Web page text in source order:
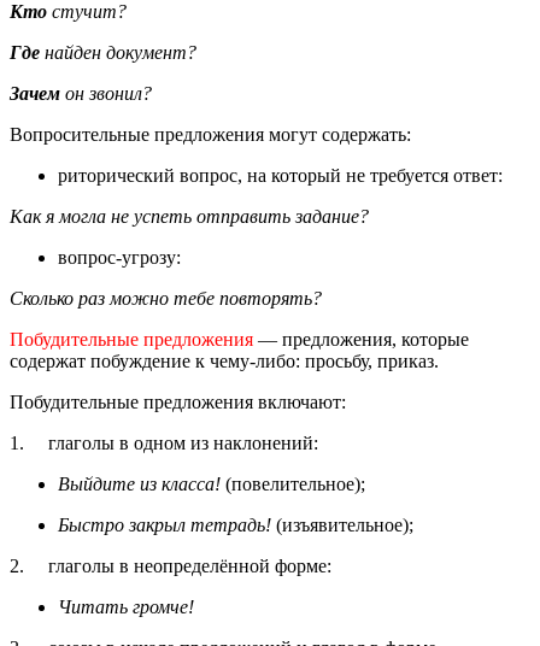
Кто стучит?
Где найден документ?
Зачем он звонил?
Вопросительные предложения могут содержать:
риторический вопрос, на который не требуется ответ:
Как я могла не успеть отправить задание?
вопрос-угрозу:
Сколько раз можно тебе повторять?
Побудительные предложения — предложения, которые
содержат побуждение к чему-либо: просьбу, приказ.
Побудительные предложения включают:
1. глаголы в одном из наклонений:
Выйдите из класса! (повелительное);
Быстро закрыл тетрадь! (изъявительное);
2. глаголы в неопределённой форме:
Читать громче!